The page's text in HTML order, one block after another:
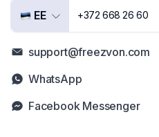
EE +372 668 26 60
support@freezvon.com
Facebook Messenger
WhatsApp